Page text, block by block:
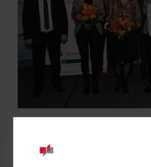
wissenschaftliche Bibliotheken aus
hauptamtlich geleitet werden.